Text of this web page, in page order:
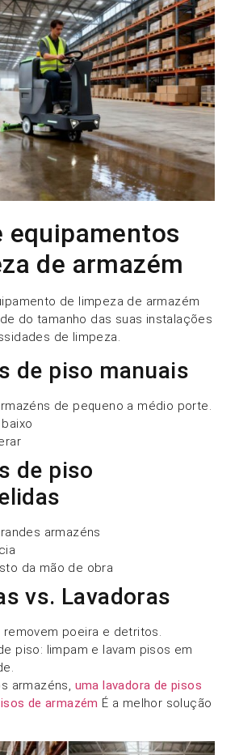
equipamentos
de armazém
de limpeza de armazém
do tamanho das suas instalações
de limpeza.
de piso manuais
de pequeno a médio porte.
de piso
armazéns
da mão de obra
vs. Lavadoras
removem poeira e detritos.
piso: limpam e lavam pisos em
armazéns, uma lavadora de pisos
de armazém É a melhor solução